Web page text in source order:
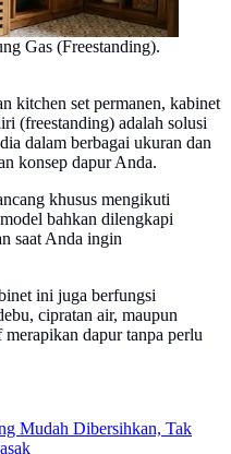
Gas (Freestanding).
kitchen set permanen, kabinet
(freestanding) adalah solusi
dalam berbagai ukuran dan
konsep dapur Anda.
khusus mengikuti
bahkan dilengkapi
saat Anda ingin
ini juga berfungsi
cipratan air, maupun
dapur tanpa perlu
Mudah Dibersihkan, Tak